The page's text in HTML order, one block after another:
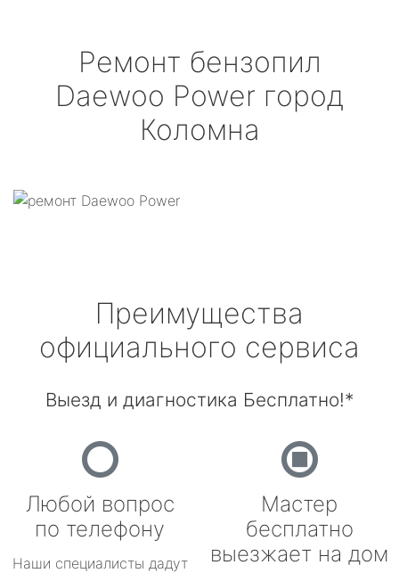
Ремонт бензопил
Daewoo Power город
Коломна
Преимущества
официального сервиса
Выезд и диагностика Бесплатно!*
Любой вопрос
по телефону
Наши специалисты дадут
Мастер
бесплатно
выезжает на дом